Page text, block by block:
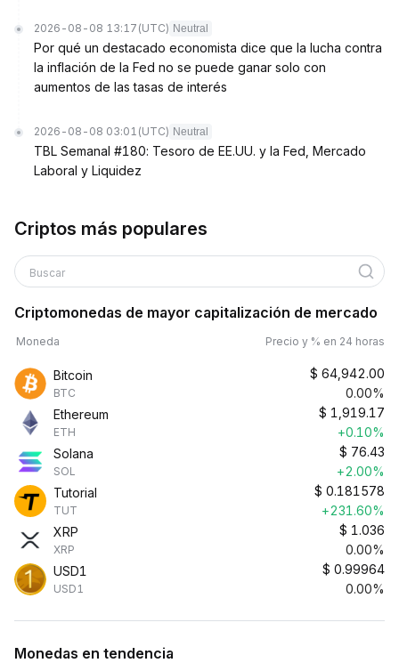
2026-08-08 13:17 (UTC) Neutral
Por qué un destacado economista dice que la lucha contra
la inflación de la Fed no se puede ganar solo con
aumentos de las tasas de interés
2026-08-08 03:01 (UTC) Neutral
TBL Semanal #180: Tesoro de EE.UU. y la Fed, Mercado
Laboral y Liquidez
Criptos más populares
Buscar
Criptomonedas de mayor capitalización de mercado
Moneda Precio y % en 24 horas
Bitcoin
BTC
$ 64,942.00
0.00%
Ethereum
ETH
$ 1,919.17
+0.10%
Solana
SOL
$ 76.43
+2.00%
Tutorial
TUT
$ 0.181578
+231.60%
XRP
XRP
$ 1.036
0.00%
USD1
USD1
$ 0.99964
0.00%
Monedas en tendencia